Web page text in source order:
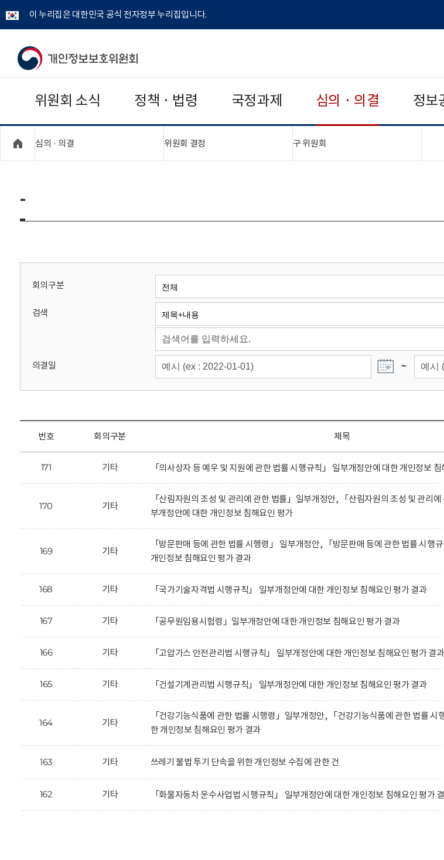
이 누리집은 대한민국 공식 전자정부 누리집입니다.
개
보
보
위
회
위원회 소식 정책 · 법령 국정과제 심의 · 의결 정보
심의 · 의결 위원회 결정 구 위원회
-
회의구분
검색
의결일 ~
번호 회의구분 제목
171 기타 「의사상자 등 예우 및 지원에 관한 법률 시행규칙」 일부개정안에 대한 개인정보
170 기타
「산림자원의 조성 및 관리에 관한 법률」일부개정안, 「산림자원의 조성 및 관리
부개정안에 대한 개인정보 침해요인 평가
169 기타
「방문판매 등에 관한 법률 시행령」 일부개정안, 「방문판매 등에 관한 법률 시행
개인정보 침해요인 평가 결과
168 기타 「국가기술자격법 시행규칙」 일부개정안에 대한 개인정보 침해요인 평가 결과
167 기타 「공무원임용시험령」일부개정안에 대한 개인정보 침해요인 평가 결과
166 기타 「고압가스 안전관리법 시행규칙」 일부개정안에 대한 개인정보 침해요인 평가 결과
165 기타 「건설기계관리법 시행규칙」 일부개정안에 대한 개인정보 침해요인 평가 결과
164 기타
「건강기능식품에 관한 법률 시행령」일부개정안, 「건강기능식품에 관한 법률 시
한 개인정보 침해요인 평가 결과
163 기타 쓰레기 불법 투기 단속을 위한 개인정보 수집에 관한 건
162 기타 「화물자동차 운수사업법 시행규칙」 일부개정안에 대한 개인정보 침해요인 평가